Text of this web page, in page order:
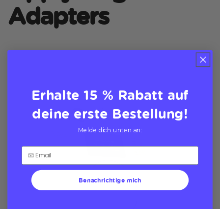
Adapters
Erhalte 15 % Rabatt auf
deine erste Bestellung!
Melde dich unten an:
Benachrichtige mich